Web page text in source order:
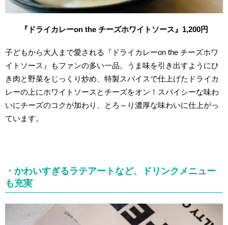
『ドライカレーon the チーズホワイトソース』1,200円
子どもから大人まで愛される『ドライカレーon the チーズホワ
イトソース』もファンの多い一品。うま味を引き出すようにひ
き肉と野菜をじっくり炒め、特製スパイスで仕上げたドライカ
レーの上にホワイトソースとチーズをオン！スパイシーな味わ
いにチーズのコクが加わり、とろ～り濃厚な味わいに仕上がっ
ています。
・かわいすぎるラテアートなど、ドリンクメニュー
も充実